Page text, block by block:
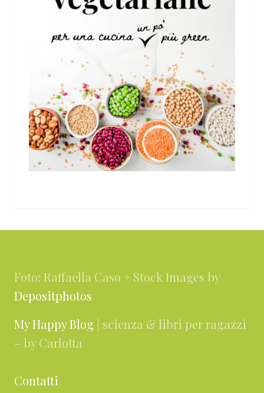
Foto: Raffaella Caso + Stock Images by
Depositphotos
My Happy Blog | scienza & libri per ragazzi
– by Carlotta
Contatti